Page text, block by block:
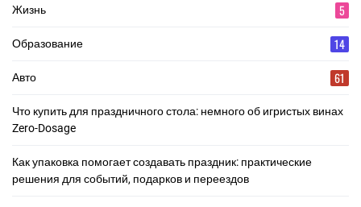
Жизнь 5
Образование 14
Авто 61
Что купить для праздничного стола: немного об игристых винах
Zero-Dosage
Как упаковка помогает создавать праздник: практические
решения для событий, подарков и переездов